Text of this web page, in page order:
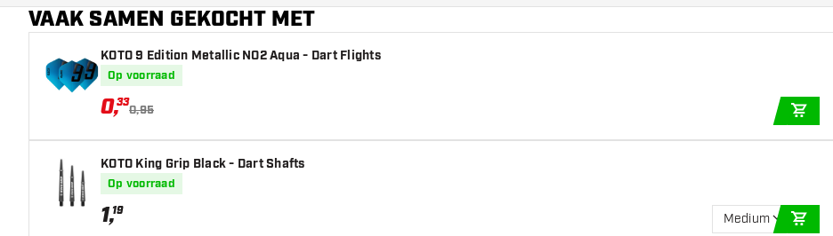
VAAK SAMEN GEKOCHT MET
KOTO 9 Edition Metallic NO2 Aqua - Dart Flights
Op voorraad
0,33
0,95
KOTO King Grip Black - Dart Shafts
Op voorraad
1,19
Medium